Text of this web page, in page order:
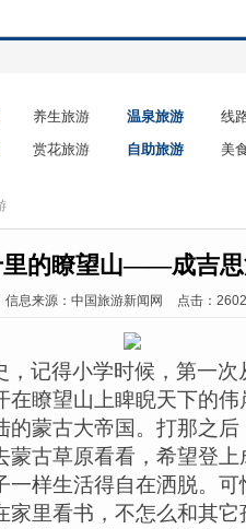
养生旅游 温泉旅游
线
赏花旅游 自助旅游 美
里的瞭望山——成吉思
信息来源：中国旅游新闻网 点击：
，记得小学时候，第一
在瞭望山上睥睨天下的
的蒙古大帝国。打那之
蒙古草原看看，希望登
一样生活得自在洒脱。
家里看书，不怎么和其